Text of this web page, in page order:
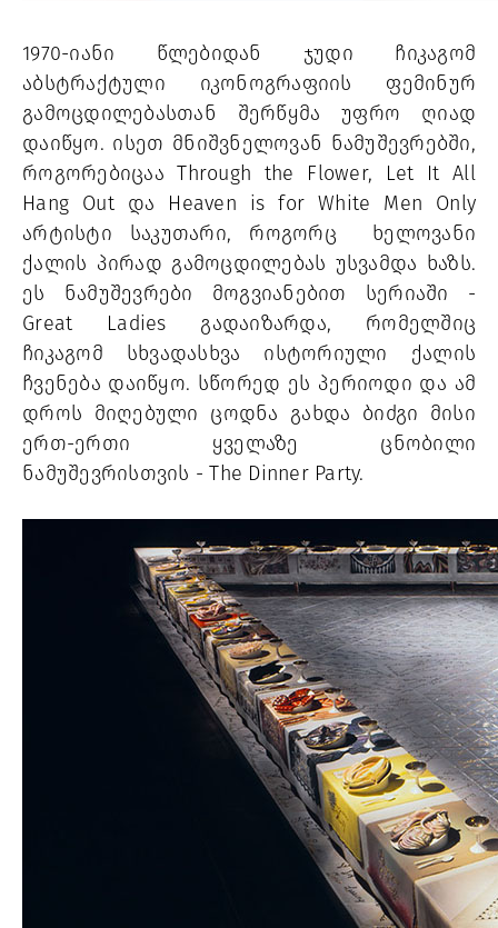
1970-იანი წლებიდან ჯუდი ჩიკაგომ
აბსტრაქტული იკონოგრაფიის ფემინურ
გამოცდილებასთან შერწყმა უფრო ღიად
დაიწყო. ისეთ მნიშვნელოვან ნამუშევრებში,
როგორებიცაა Through the Flower, Let It All
Hang Out და Heaven is for White Men Only
არტისტი საკუთარი, როგორც  ხელოვანი
ქალის პირად გამოცდილებას უსვამდა ხაზს.
ეს ნამუშევრები მოგვიანებით სერიაში -
Great Ladies გადაიზარდა, რომელშიც
ჩიკაგომ სხვადასხვა ისტორიული ქალის
ჩვენება დაიწყო. სწორედ ეს პერიოდი და ამ
დროს მიღებული ცოდნა გახდა ბიძგი მისი
ერთ-ერთი ყველაზე ცნობილი
ნამუშევრისთვის - The Dinner Party.